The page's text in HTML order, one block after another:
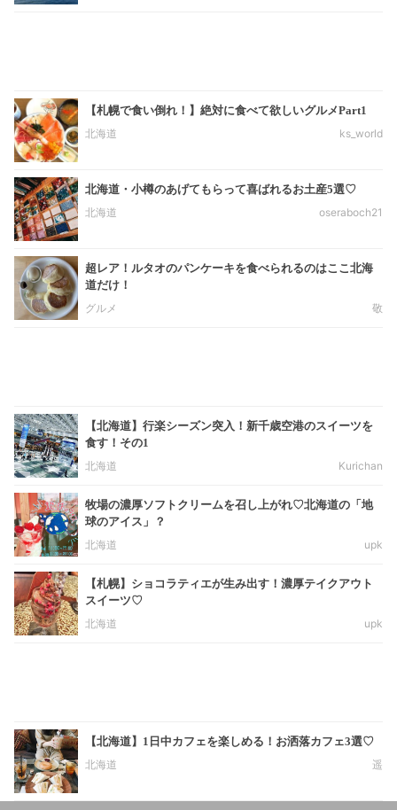
【札幌で食い倒れ！】絶対に食べて欲しいグルメPart1
北海道
ks_world
北海道・小樽のあげてもらって喜ばれるお土産5選♡
北海道
oseraboch21
超レア！ルタオのパンケーキを食べられるのはここ北海
道だけ！
グルメ
敬
【北海道】行楽シーズン突入！新千歳空港のスイーツを
食す！その1
北海道
Kurichan
牧場の濃厚ソフトクリームを召し上がれ♡北海道の「地
球のアイス」？
北海道
upk
【札幌】ショコラティエが生み出す！濃厚テイクアウト
スイーツ♡
北海道
upk
【北海道】1日中カフェを楽しめる！お洒落カフェ3選♡
北海道
遥